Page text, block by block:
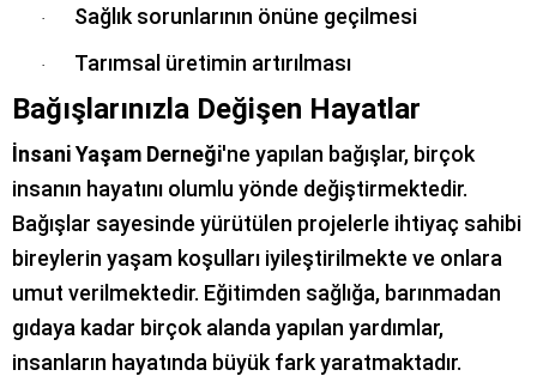
· Sağlık sorunlarının önüne geçilmesi
· Tarımsal üretimin artırılması
Bağışlarınızla Değişen Hayatlar
İnsani Yaşam Derneği'ne yapılan bağışlar, birçok
insanın hayatını olumlu yönde değiştirmektedir.
Bağışlar sayesinde yürütülen projelerle ihtiyaç sahibi
bireylerin yaşam koşulları iyileştirilmekte ve onlara
umut verilmektedir. Eğitimden sağlığa, barınmadan
gıdaya kadar birçok alanda yapılan yardımlar,
insanların hayatında büyük fark yaratmaktadır.